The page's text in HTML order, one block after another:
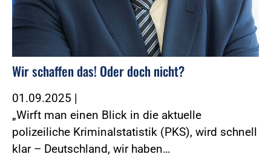
Wir schaffen das! Oder doch nicht?
01.09.2025 |
„Wirft man einen Blick in die aktuelle
polizeiliche Kriminalstatistik (PKS), wird schnell
klar – Deutschland, wir haben…